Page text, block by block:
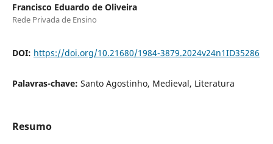
Francisco Eduardo de Oliveira
Rede Privada de Ensino
DOI: https://doi.org/10.21680/1984-3879.2024v24n1ID35286
Palavras-chave: Santo Agostinho, Medieval, Literatura
Resumo